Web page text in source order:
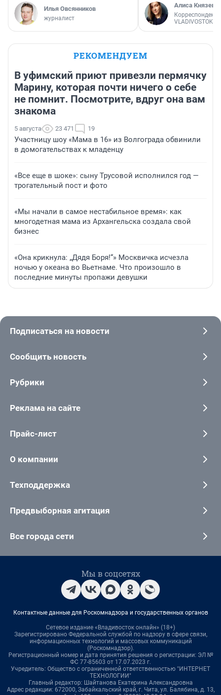
Илья Овсянников
журналист
Алиса Князева
Корреспондент
РЕКОМЕНДУЕМ
В уфимский приют привезли пермячку
Марину, которая почти ничего о себе
не помнит. Посмотрите, вдруг она вам
знакома
5 августа 23 471 19
Участницу шоу «Мама в 16» из Волгограда обвинили
в домогательствах к младенцу
«Все еще в шоке»: сыну Трусовой исполнился год —
трогательный пост и фото
«Мы начали в самое нестабильное время»: как
многодетная мама из Архангельска создала свой
бизнес
«Она крикнула: „Дядя Боря!“» Москвичка исчезла
ночью у океана во Вьетнаме. Что произошло в
последние минуты пропажи девушки
Подписаться на новости
Сообщить новость
Рубрики
Реклама на сайте
Прайс-лист
О компании
Техподдержка
Предвыборная агитация
Все города сети
Мы в соцсетях
Контактные данные для Роскомнадзора и государственных органов
Сетевое издание «Владивосток онлайн» (18+)
Зарегистрировано Федеральной службой по надзору в сфере связи,
информационных технологий и массовых коммуникаций
(Роскомнадзор).
Регистрационный номер и дата принятия решения о регистрации: ЭЛ №
ФС 77-85603 от 17.07.2023 г.
Учредитель: Общество с ограниченной ответственностью "ИНТЕРНЕТ
ТЕХНОЛОГИИ"
Главный редактор: Шайтанова Екатерина Александровна
Адрес редакции: 672000, Забайкальский край, г. Чита, ул. Балябина, д. 13,